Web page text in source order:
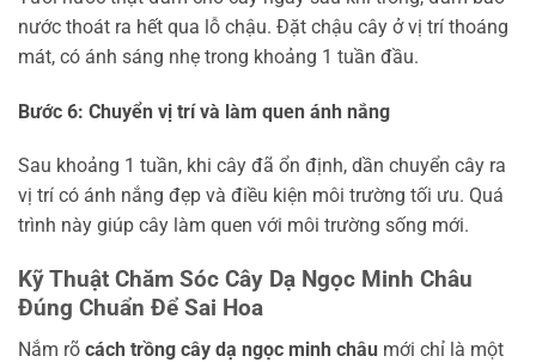
nước thoát ra hết qua lỗ chậu. Đặt chậu cây ở vị trí thoáng
mát, có ánh sáng nhẹ trong khoảng 1 tuần đầu.
Bước 6: Chuyển vị trí và làm quen ánh nắng
Sau khoảng 1 tuần, khi cây đã ổn định, dần chuyển cây ra
vị trí có ánh nắng đẹp và điều kiện môi trường tối ưu. Quá
trình này giúp cây làm quen với môi trường sống mới.
Kỹ Thuật Chăm Sóc Cây Dạ Ngọc Minh Châu
Đúng Chuẩn Để Sai Hoa
Nắm rõ cách trồng cây dạ ngọc minh châu mới chỉ là một